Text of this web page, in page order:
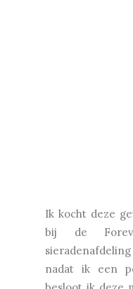
Ik kocht deze
bij de
nadat ik een